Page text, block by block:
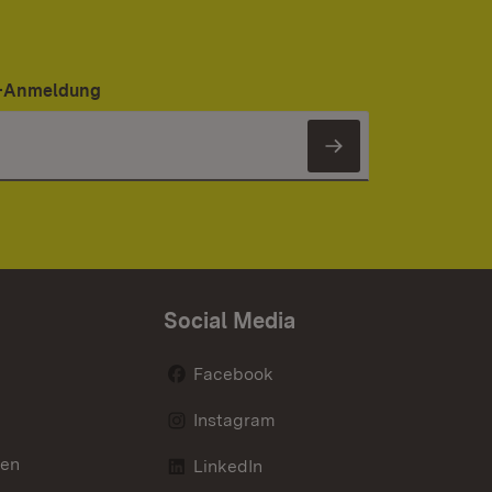
Newsletter
Social Media
Facebook
Instagram
LinkedIn